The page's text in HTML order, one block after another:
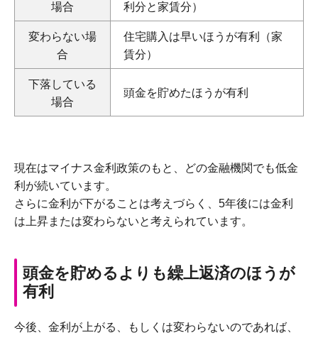
場合
利分と家賃分）
変わらない場
合
住宅購入は早いほうが有利（家
賃分）
下落している
場合
頭金を貯めたほうが有利
現在はマイナス金利政策のもと、どの金融機関でも低金
利が続いています。
さらに金利が下がることは考えづらく、5年後には金利
は上昇または変わらないと考えられています。
頭金を貯めるよりも繰上返済のほうが
有利
今後、金利が上がる、もしくは変わらないのであれば、